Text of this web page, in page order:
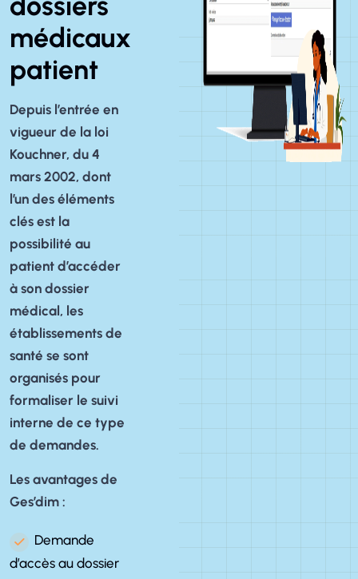
médicaux
patient
Depuis l’entrée en
vigueur de la loi
Kouchner, du 4
mars 2002, dont
l’un des éléments
clés est la
possibilité au
patient d’accéder
à son dossier
médical, les
établissements de
santé se sont
organisés pour
formaliser le suivi
interne de ce type
de demandes.
Les avantages de
Ges’dim :
Demande
d’accès au dossier